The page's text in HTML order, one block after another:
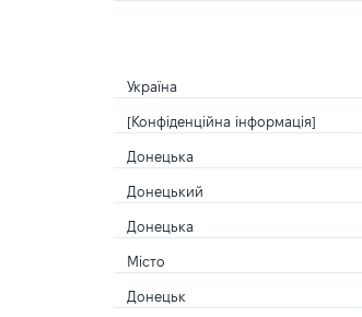
Україна
[Конфіденційна інформація]
Донецька
Донецький
Донецька
Місто
Донецьк